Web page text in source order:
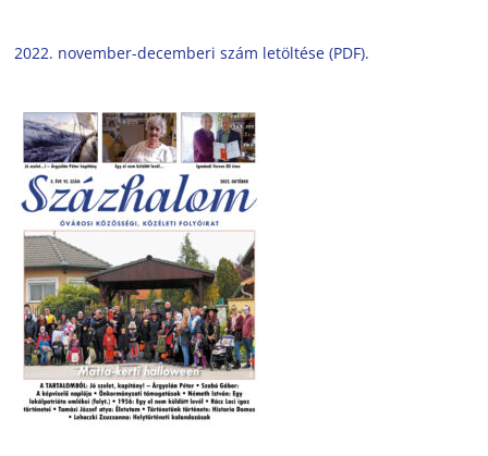
2022. november-decemberi szám letöltése (PDF).